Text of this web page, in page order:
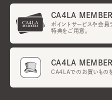
CA4LA
ポイントサービスや会員
特典をご用意。
CA4LA
CA4LAでのお買いものを